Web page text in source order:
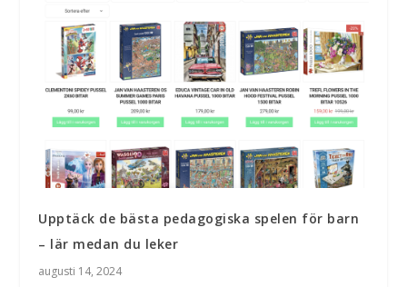
Upptäck de bästa pedagogiska spelen för barn
– lär medan du leker
augusti 14, 2024